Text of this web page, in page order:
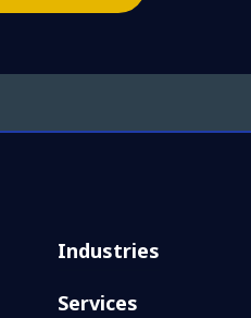
Industries
Services